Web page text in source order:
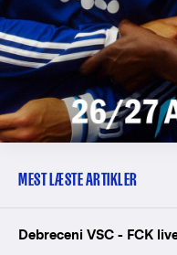
MEST LÆSTE ARTIKLER
Debreceni VSC - FCK